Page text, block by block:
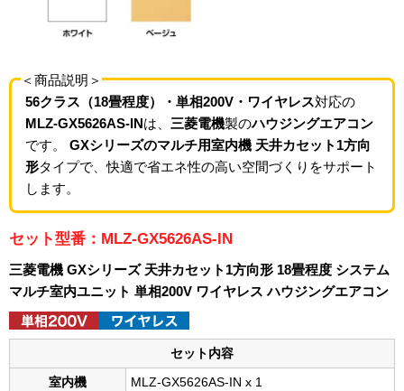
＜商品説明＞
56クラス（18畳程度）・単相200V・ワイヤレス対応の
MLZ-GX5626AS-INは、 三菱電機製のハウジングエアコン
です。 GXシリーズのマルチ用室内機 天井カセット1方向
形タイプで、快適で省エネ性の高い空間づくりをサポート
します。
セット型番：MLZ-GX5626AS-IN
三菱電機 GXシリーズ 天井カセット1方向形 18畳程度 システム
マルチ室内ユニット 単相200V ワイヤレス ハウジングエアコン
セット内容
室内機 MLZ-GX5626AS-IN x 1